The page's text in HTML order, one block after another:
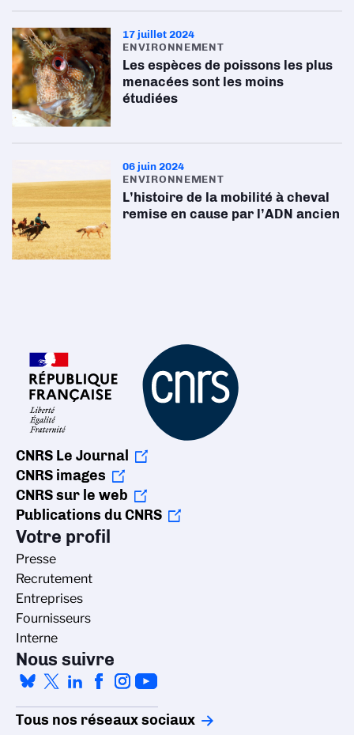
17 juillet 2024
ENVIRONNEMENT
Les espèces de poissons les plus
menacées sont les moins
étudiées
06 juin 2024
ENVIRONNEMENT
L’histoire de la mobilité à cheval
remise en cause par l’ADN ancien
CNRS Le Journal
CNRS images
CNRS sur le web
Publications du CNRS
Votre profil
Presse
Recrutement
Entreprises
Fournisseurs
Interne
Nous suivre
Tous nos réseaux sociaux